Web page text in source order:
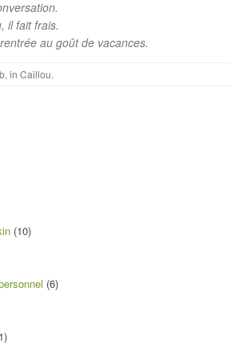
il fait frais.
au goût de vacances.
, in Caillou.
(10)
(6)